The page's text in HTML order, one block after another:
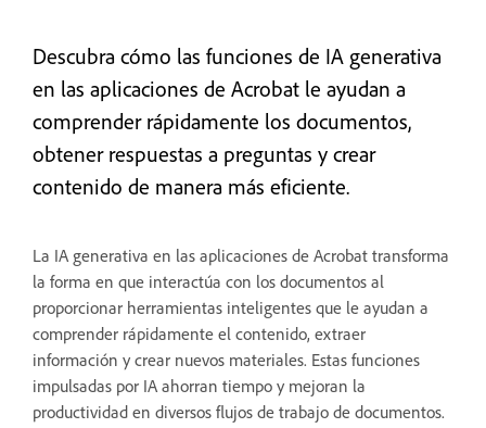
Descubra cómo las funciones de IA generativa
en las aplicaciones de Acrobat le ayudan a
comprender rápidamente los documentos,
obtener respuestas a preguntas y crear
contenido de manera más eficiente.
La IA generativa en las aplicaciones de Acrobat transforma
la forma en que interactúa con los documentos al
proporcionar herramientas inteligentes que le ayudan a
comprender rápidamente el contenido, extraer
información y crear nuevos materiales. Estas funciones
impulsadas por IA ahorran tiempo y mejoran la
productividad en diversos flujos de trabajo de documentos.